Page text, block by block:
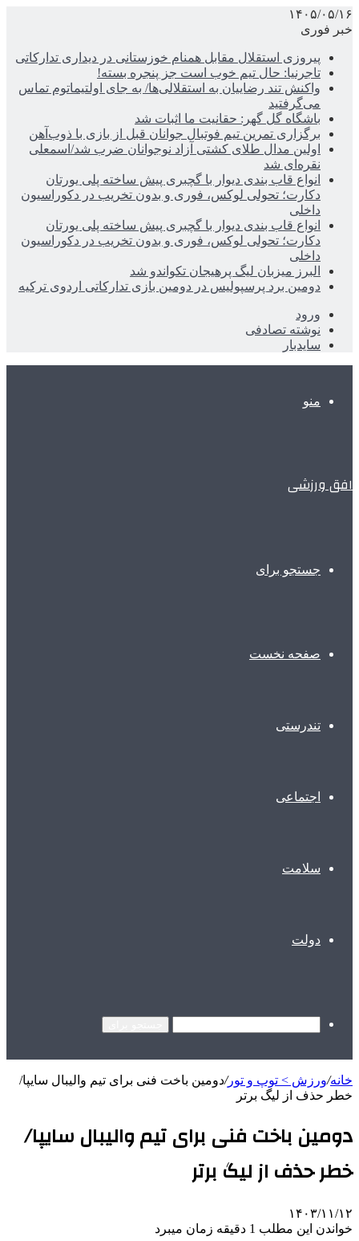
۱۴۰۵/۰۵/۱۶
خبر فوری
پیروزی استقلال مقابل همنام خوزستانی در دیداری تدارکاتی
تاجرنیا: حال تیم خوب است جز پنجره بسته!
واکنش تند رضاییان به استقلالی‌ها/ به جای اولتیماتوم تماس
می‌گرفتید
باشگاه گل گهر: حقانیت ما اثبات شد
برگزاری تمرین تیم فوتبال جوانان قبل از بازی با ذوب‌آهن
اولین مدال طلای کشتی آزاد نوجوانان ضرب شد/اسمعلی
نقره‌ای شد
انواع قاب بندی دیوار با گچبری پیش ساخته پلی یورتان
دکارت؛ تحولی لوکس، فوری و بدون تخریب در دکوراسیون
داخلی
انواع قاب بندی دیوار با گچبری پیش ساخته پلی یورتان
دکارت؛ تحولی لوکس، فوری و بدون تخریب در دکوراسیون
داخلی
البرز میزبان لیگ پرهیجان تکواندو شد
دومین برد پرسپولیس در دومین بازی تدارکاتی اردوی ترکیه
ورود
نوشته تصادفی
سایدبار
منو
افق ورزشی
جستجو برای
صفحه نخست
تندرستی
اجتماعی
سلامت
دولت
خانه/ورزش > توپ و تور/دومین باخت فنی برای تیم والیبال سایپا/
خطر حذف از لیگ برتر
دومین باخت فنی برای تیم والیبال سایپا/
خطر حذف از لیگ برتر
۱۴۰۳/۱۱/۱۲
خواندن این مطلب 1 دقیقه زمان میبرد